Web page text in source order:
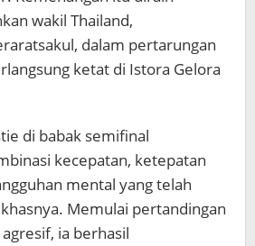
wakil Thailand,
dalam pertarungan
ketat di Istora Gelora
di babak semifinal
kecepatan, ketepatan
mental yang telah
Memulai pertandingan
ia berhasil